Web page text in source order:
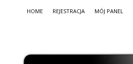
HOME REJESTRACJA MÓJ PANEL